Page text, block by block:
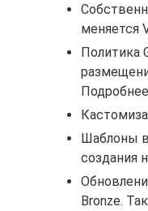
меняется
Политика
Подробнее
Шаблоны
создания
Bronze.